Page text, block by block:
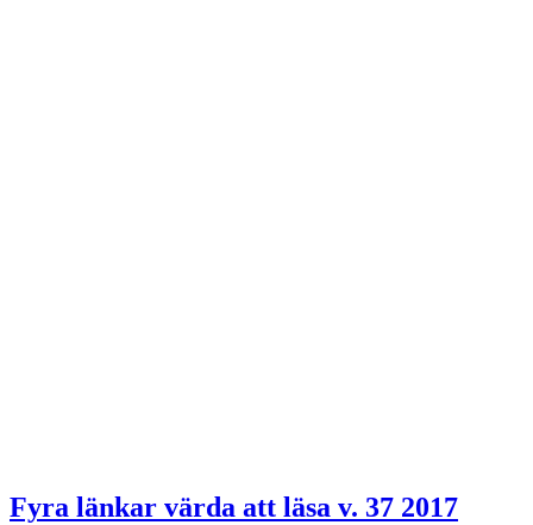
Fyra länkar värda att läsa v. 37 2017